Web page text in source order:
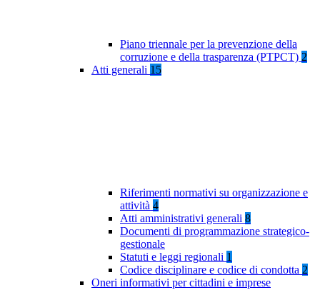
Piano triennale per la prevenzione della
corruzione e della trasparenza (PTPCT) 2
Atti generali 15
Riferimenti normativi su organizzazione e
attività 4
Atti amministrativi generali 8
Documenti di programmazione strategico-
gestionale
Statuti e leggi regionali 1
Codice disciplinare e codice di condotta 2
Oneri informativi per cittadini e imprese